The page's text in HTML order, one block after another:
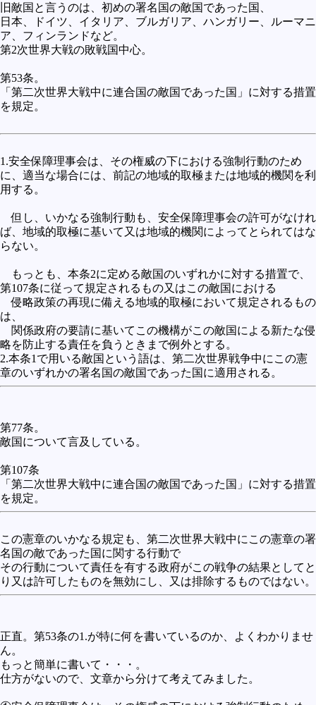
旧敵国と言うのは、初めの署名国の敵国であった国、
日本、ドイツ、イタリア、ブルガリア、ハンガリー、ルーマニ
ア、フィンランドなど。
第2次世界大戦の敗戦国中心。
第53条。
「第二次世界大戦中に連合国の敵国であった国」に対する措置
を規定。
1.安全保障理事会は、その権威の下における強制行動のため
に、適当な場合には、前記の地域的取極または地域的機関を利
用する。
但し、いかなる強制行動も、安全保障理事会の許可がなけれ
ば、地域的取極に基いて又は地域的機関によってとられてはな
らない。
もっとも、本条2に定める敵国のいずれかに対する措置で、
第107条に従って規定されるもの又はこの敵国における
侵略政策の再現に備える地域的取極において規定されるもの
は、
関係政府の要請に基いてこの機構がこの敵国による新たな侵
略を防止する責任を負うときまで例外とする。
2.本条1で用いる敵国という語は、第二次世界戦争中にこの憲
章のいずれかの署名国の敵国であった国に適用される。
第77条。
敵国について言及している。
第107条
「第二次世界大戦中に連合国の敵国であった国」に対する措置
を規定。
この憲章のいかなる規定も、第二次世界大戦中にこの憲章の署
名国の敵であった国に関する行動で
その行動について責任を有する政府がこの戦争の結果としてと
り又は許可したものを無効にし、又は排除するものではない。
正直。第53条の1.が特に何を書いているのか、よくわかりませ
ん。
もっと簡単に書いて・・・。
仕方がないので、文章から分けて考えてみました。